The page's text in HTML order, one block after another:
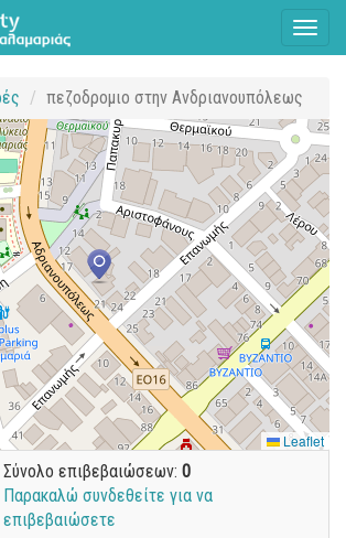
πεζοδρομιο στην Ανδριανουπόλεως
Leaflet
Σύνολο επιβεβαιώσεων: 0
Παρακαλώ συνδεθείτε για να
επιβεβαιώσετε